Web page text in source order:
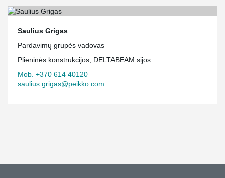
Saulius Grigas
Pardavimų grupės vadovas
Plieninės konstrukcijos, DELTABEAM sijos
Mob. +370 614 40120
saulius.grigas@peikko.com